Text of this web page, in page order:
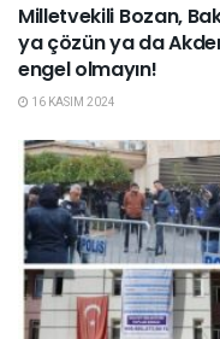
Milletvekili Bozan,
ya çözün ya da
engel olmayın!
16 KASIM 2024